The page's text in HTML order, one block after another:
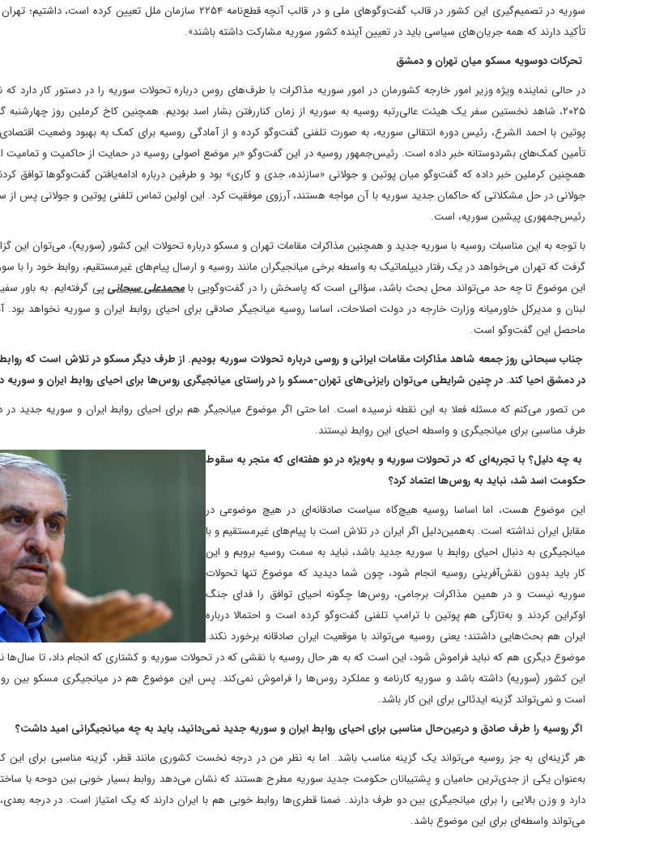
سوریه در تصمیم‌گیری این کشور در قالب گفت‌وگوهای ملی و در قالب آنچه قطع‌نامه ۲۲۵۴ سازمان ملل
تأکید دارند که همه جریان‌های سیاسی باید در تعیین آینده کشور سوریه مشارکت داشته باشند».
تحرکات دوسویه مسکو میان تهران و دمشق
۲۰۲۵، شاهد نخستین سفر یک هیئت عالی‌رتبه روسیه به سوریه از زمان کنار‌رفتن بشار اسد بودیم. همچنین کاخ کرملین روز چهارشنبه
پوتین با احمد الشرع، رئیس دوره انتقالی سوریه، به صورت تلفنی گفت‌وگو کرده و از آمادگی روسیه برای کمک به بهبود وضعیت
تأمین کمک‌های بشردوستانه خبر داده است. رئیس‌جمهور روسیه در این گفت‌وگو «بر موضع اصولی روسیه در حمایت از حاکمیت و تمامیت
همچنین کرملین خبر داده که گفت‌وگو میان پوتین و جولانی «سازنده، جدی و کاری» بود و طرفین درباره ادامه‌یافتن گفت‌وگوها توافق
جولانی در حل مشکلاتی که حاکمان جدید سوریه با آن مواجه هستند، آرزوی موفقیت کرد. این اولین تماس تلفنی پوتین و جولانی پس از
رئیس‌جمهوری پیشین سوریه، است.
با توجه به این مناسبات روسیه با سوریه جدید و همچنین مذاکرات مقامات تهران و مسکو درباره تحولات این کشور (سوریه)، می‌توان این
گرفت که تهران می‌خواهد در یک رفتار دیپلماتیک به واسطه برخی میانجیگران مانند روسیه و ارسال پیام‌های غیرمستقیم، روابط خود را با
این موضوع تا چه حد می‌تواند محل بحث باشد، سؤالی است که پاسخش را در گفت‌وگویی بامحمدعلی سبحانیپی گرفته‌ایم. به باور
لبنان و مدیر‌کل خاورمیانه‌ وزارت خارجه در دولت اصلاحات، اساسا روسیه میانجیگر صادقی برای احیای روابط ایران و سوریه نخواهد بود.
ماحصل این گفت‌وگو است.
جناب سبحانی روز جمعه شاهد مذاکرات مقامات ایرانی و روسی درباره تحولات سوریه بودیم. از طرف دیگر مسکو در تلاش است که
در دمشق احیا کند. در چنین شرایطی می‌توان رایزنی‌های تهران-مسکو را در راستای میانجیگری روس‌ها برای احیای روابط ایران و سوریه
من تصور می‌کنم که مسئله فعلا به این نقطه نرسیده است. اما حتی اگر موضوع میانجیگر هم برای احیای روابط ایران و سوریه جدید در
طرف مناسبی برای میانجیگری و واسطه احیای این روابط نیستند.
به چه دلیل؟ با تجربه‌ای که در تحولات سوریه و به‌ویژه در دو هفته‌ای که منجر به سقوط
حکومت اسد شد، نباید به روس‌ها اعتماد کرد؟
این موضوع هست، اما اساسا روسیه هیچ‌گاه سیاست صادقانه‌ای در هیچ موضوعی در
مقابل ایران نداشته است. به‌همین‌دلیل اگر ایران در تلاش است با پیام‌های غیرمستقیم و با
میانجیگری به دنبال احیای روابط با سوریه جدید باشد، نباید به سمت روسیه برویم و این
کار باید بدون نقش‌آفرینی روسیه انجام شود، چون شما دیدید که موضوع تنها تحولات
سوریه نیست و در همین مذاکرات برجامی، روس‌ها چگونه احیای توافق را فدای جنگ
اوکراین کردند و به‌تازگی هم پوتین با ترامپ تلفنی گفت‌وگو کرده است و احتمالا درباره
ایران هم بحث‌هایی داشتند؛ یعنی روسیه می‌تواند با موقعیت ایران صادقانه برخورد نکند.
موضوع دیگری هم که نباید فراموش شود، این است که به هر حال روسیه با نقشی که در تحولات سوریه و کشتاری که انجام داد، تا سال‌ها
این کشور (سوریه) داشته باشد و سوریه کارنامه و عملکرد روس‌ها را فراموش نمی‌کند. پس این موضوع هم در میانجیگری مسکو بین
است و نمی‌تواند گزینه ایدئالی برای این کار باشد.
اگر روسیه را طرف صادق و در‌عین‌حال مناسبی برای احیای روابط ایران و سوریه جدید نمی‌دانید، باید به چه میانجیگرانی امید داشت؟
هر گزینه‌ای به جز روسیه می‌تواند یک گزینه مناسب باشد. اما به نظر من در درجه نخست کشوری مانند قطر، گزینه‌ مناسبی برای این
به‌عنوان یکی از جدی‌ترین حامیان و پشتیبانان حکومت جدید سوریه مطرح هستند که نشان می‌دهد روابط بسیار خوبی بین دوحه با
دارد و وزن بالایی را برای میانجیگری بین دو طرف دارند. ضمنا قطری‌ها روابط خوبی هم با ایران دارند که یک امتیاز است. در درجه
می‌تواند واسطه‌ای برای این موضوع باشد.